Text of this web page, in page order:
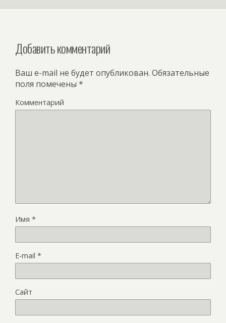
Добавить комментарий
Ваш e-mail не будет опубликован. Обязательные
поля помечены *
Комментарий
Имя *
E-mail *
Сайт